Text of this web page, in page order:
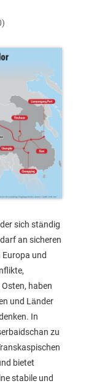
sich ständig
an sicheren
und
haben
und Länder
In
zu
bietet
stabile und